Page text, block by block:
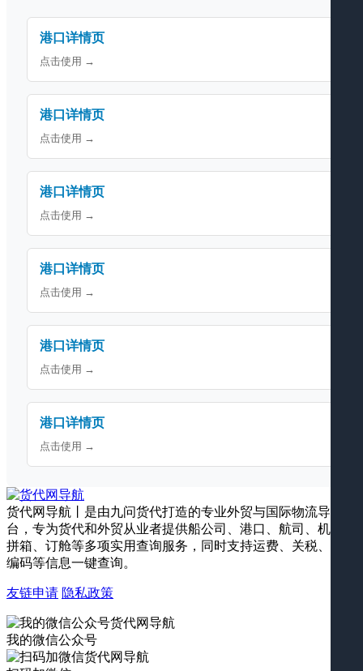
港口详情页
点击使用 →
港口详情页
点击使用 →
港口详情页
点击使用 →
港口详情页
点击使用 →
港口详情页
点击使用 →
港口详情页
点击使用 →
货代网导航丨是由九问货代打造的专业外贸与国际物流导航平
台，专为货代和外贸从业者提供船公司、港口、航司、机场、
拼箱、订舱等多项实用查询服务，同时支持运费、关税、海关
编码等信息一键查询。
友链申请 隐私政策
我的微信公众号